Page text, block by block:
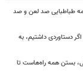
طباطبایی صد لعن و صد
دستاوردی داشتیم، به
بستن همه راه‌هاست تا